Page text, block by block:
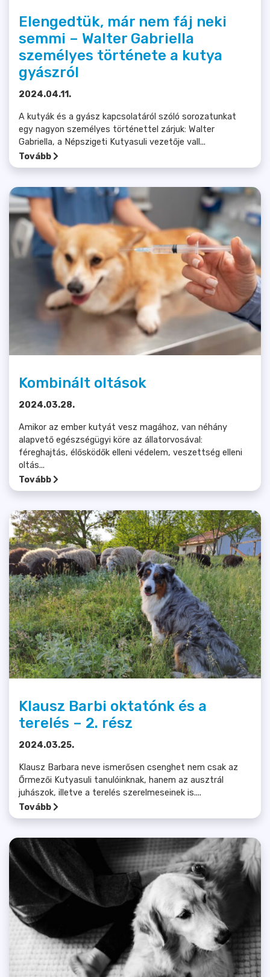
Elengedtük, már nem fáj neki
semmi – Walter Gabriella
személyes története a kutya
gyászról
2024.04.11.
A kutyák és a gyász kapcsolatáról szóló sorozatunkat
egy nagyon személyes történettel zárjuk: Walter
Gabriella, a Népszigeti Kutyasuli vezetője vall...
Tovább
Kombinált oltások
2024.03.28.
Amikor az ember kutyát vesz magához, van néhány
alapvető egészségügyi köre az állatorvosával:
féreghajtás, élősködők elleni védelem, veszettség elleni
oltás...
Tovább
Klausz Barbi oktatónk és a
terelés – 2. rész
2024.03.25.
Klausz Barbara neve ismerősen csenghet nem csak az
Őrmezői Kutyasuli tanulóinknak, hanem az ausztrál
juhászok, illetve a terelés szerelmeseinek is....
Tovább